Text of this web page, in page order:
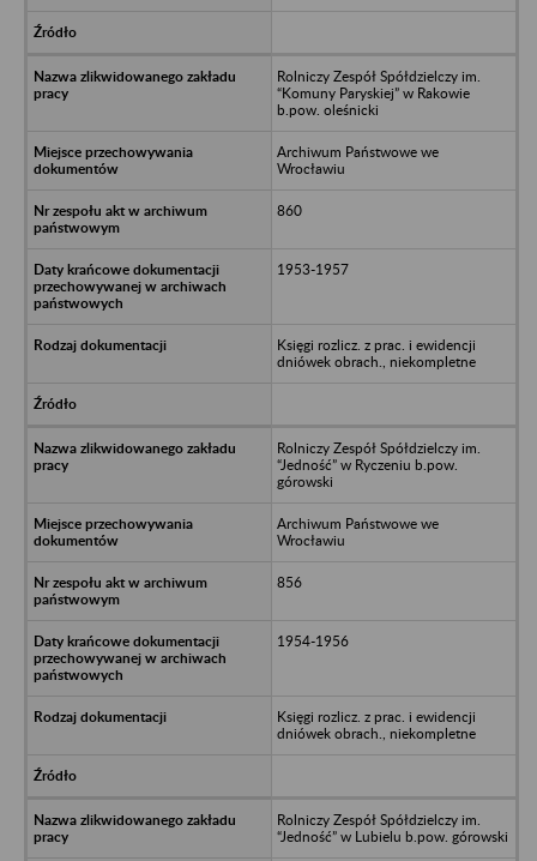
Rolniczy Zespół Spółdzielczy im.
“Komuny Paryskiej” w Rakowie
b.pow. oleśnicki
Archiwum Państwowe we
Wrocławiu
860
1953-1957
Księgi rozlicz. z prac. i ewidencji
dniówek obrach., niekompletne
Rolniczy Zespół Spółdzielczy im.
“Jedność” w Ryczeniu b.pow.
górowski
Archiwum Państwowe we
Wrocławiu
856
1954-1956
Księgi rozlicz. z prac. i ewidencji
dniówek obrach., niekompletne
Rolniczy Zespół Spółdzielczy im.
“Jedność” w Lubielu b.pow. górowski